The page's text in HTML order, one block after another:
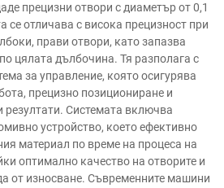
прецизни отвори с диаметър от 0,1
отличава с висока прецизност при
прави отвори, като запазва
цялата дълбочина. Тя разполага с
за управление, която осигурява
прецизно позициониране и
резултати. Системата включва
устройство, което ефективно
материал по време на процеса на
оптимално качество на отворите и
от износване. Съвременните машини